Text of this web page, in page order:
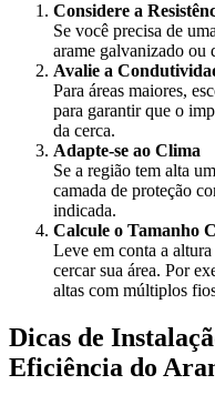
Considere a
Se você precisa de
arame galvanizado ou
Avalie a
Para áreas maiores,
para garantir que o
da cerca.
Adapte-se ao Clima
Se a região tem alta
camada de proteção
indicada.
Calcule o Tamanho
Leve em conta a
cercar sua área. Por
altas com múltiplos
Dicas de
Eficiência do